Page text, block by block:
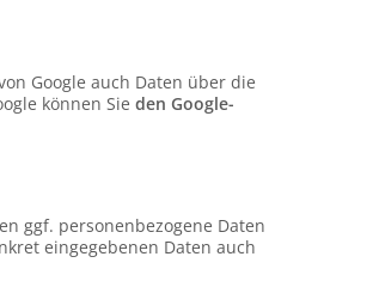
Google auch Daten über die
können Sie den Google-
ggf. personenbezogene Daten
eingegebenen Daten auch